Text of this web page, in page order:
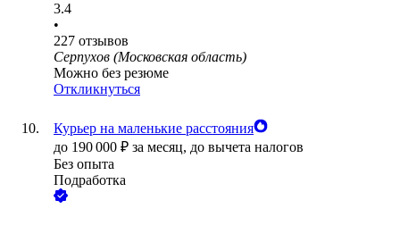
3.4
•
227 отзывов
Серпухов (Московская область)
Можно без резюме
Откликнуться
Курьер на маленькие расстояния
до 190 000 ₽ за месяц, до вычета налогов
Без опыта
Подработка